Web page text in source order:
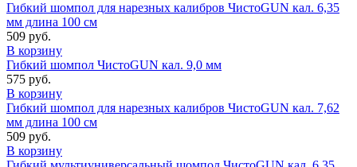
Гибкий шомпол для нарезных калибров ЧистоGUN кал. 6,35
мм длина 100 см
509 руб.
В корзину
Гибкий шомпол ЧистоGUN кал. 9,0 мм
575 руб.
В корзину
Гибкий шомпол для нарезных калибров ЧистоGUN кал. 7,62
мм длина 100 см
509 руб.
В корзину